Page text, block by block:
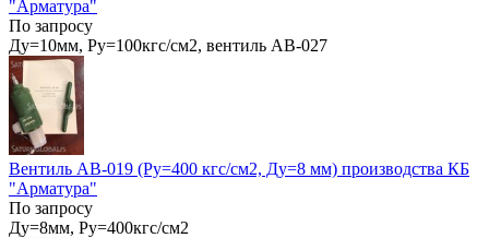
"Арматура"
По запросу
Ду=10мм, Ру=100кгс/см2, вентиль АВ-027
Вентиль АВ-019 (Ру=400 кгс/см2, Ду=8 мм) производства КБ
"Арматура"
По запросу
Ду=8мм, Ру=400кгс/см2